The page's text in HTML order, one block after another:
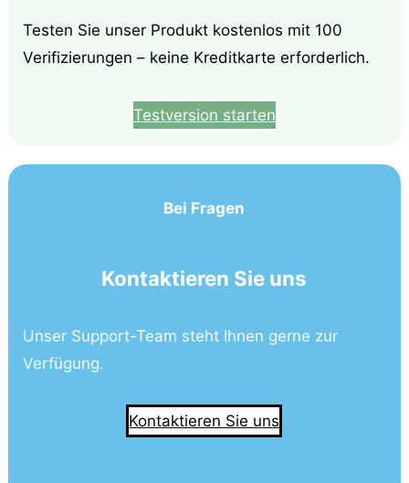
Testen Sie unser Produkt kostenlos mit 100
Verifizierungen – keine Kreditkarte erforderlich.
Testversion starten
Bei Fragen
Kontaktieren Sie uns
Unser Support-Team steht Ihnen gerne zur
Verfügung.
Kontaktieren Sie uns